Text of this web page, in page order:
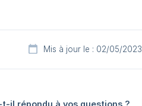
Mis à jour le : 02/05/2023
il répondu à vos questions ?